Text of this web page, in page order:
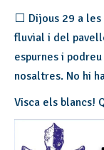
⬜ Dijous 29 a
fluvial i del
espurnes i
nosaltres. No hi
Visca els blancs!